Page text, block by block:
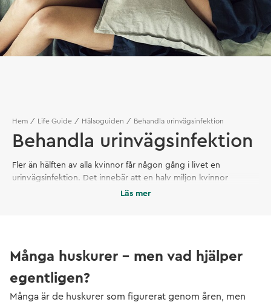
Hem Life Guide Hälsoguiden Behandla urinvägsinfektion
Behandla urinvägsinfektion
Fler än hälften av alla kvinnor får någon gång i livet en
urinvägsinfektion. Det innebär att en halv miljon kvinnor
drabbas varje år – bara i Sverige. Men nu finns det en helt ny
Läs mer
Många huskurer - men vad hjälper
egentligen?
Många är de huskurer som figurerat genom åren, men